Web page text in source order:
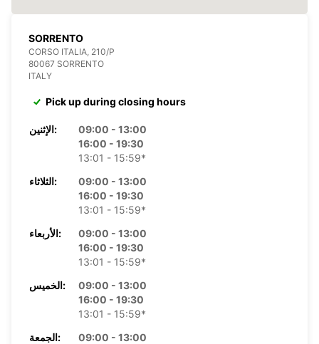
SORRENTO
CORSO ITALIA, 210/P
80067 SORRENTO
ITALY
Pick up during closing hours
الإثنين:
09:00 - 13:00
16:00 - 19:30
13:01 - 15:59*
الثلاثاء:
09:00 - 13:00
16:00 - 19:30
13:01 - 15:59*
الأربعاء:
09:00 - 13:00
16:00 - 19:30
13:01 - 15:59*
الخميس:
09:00 - 13:00
16:00 - 19:30
13:01 - 15:59*
الجمعة:
09:00 - 13:00